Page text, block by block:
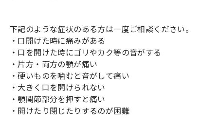
下記のような症状のある方は一度ご相談ください。
・口開けた時に痛みがある
・口を開けた時にゴリやカク等の音がする
・片方・両方の顎が痛い
・硬いものを噛むと音がして痛い
・大きく口を開けられない
・顎関節部分を押すと痛い
・開けたり閉じたりするのが困難